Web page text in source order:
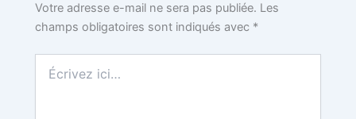
Votre adresse e-mail ne sera pas publiée. Les
champs obligatoires sont indiqués avec *
ici…